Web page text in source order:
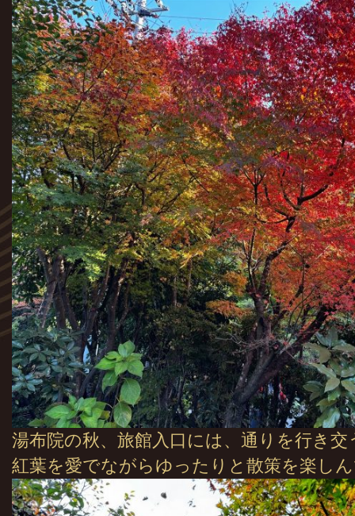
湯布院の秋、旅館入口には、通りを行き
紅葉を愛でながらゆったりと散策を楽し